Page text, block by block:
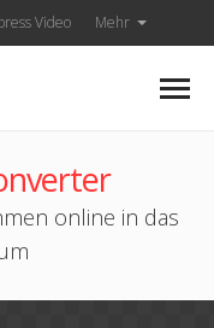
Video Mehr
online in das